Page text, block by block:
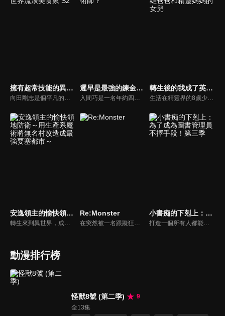
擁有超常技能的異世界流浪美食家 S2
向田剛志是個平凡的上班族，某天他在毫無預警的情況下，被召喚到了一個充滿魔法的異世界。令人意外的是，他獲得的固有技能竟是名為「網路超市」的特殊能力，能連結現代世界，隨時購買各式各樣的食材與調味料。憑藉這份獨特的技能，他開始在異世界製作各種美味料理。
遲早是最強的鍊金術師？
入間巧是一名年約四十的上班族，儘管他不是勇者，卻被捲入勇者召喚的意外之中。被召喚錯的他卻因此無法回到原本的世界。在接受女神以「表達對意外的歉意為由」所給予的豐厚的加持與過度保護的支援後，就在劍與魔法的奇幻世界『米魯多嘉魯多』再次開啟人生。「戰鬥職業絕對不適合我」巧只想要一份平凡的生產職業，過一個與戰鬥無緣，平穩又樸實的異世界生活，但是事與願違，他被賦予的「煉金術」技能，是小到聖劍大到天上飛的飛船，什麼都做得出來的超最強技能......！他利用偶然獲得的作弊技能，做生意大賺特賺、對戰則是所向無敵的狀態！？明明沒想過卻成為了最強的鍊金術師的溫馨(?)異世界冒險奇譚就此開啟！
轉生後的我成了英雄爸爸和精靈媽媽的女兒
生活在精靈界的8歲少女‧艾倫，原本是現代日本的科學家轉生成的。擁有能任意化合物質、自由改變結構排列的作弊級技能。而父親‧羅維爾是拯救過國家的傳說英雄，母親‧奧莉真則是萬物之母、精靈女王！一家人在精靈界過著平穩的日子，卻因羅維爾與艾倫為修行造訪人間界，被捲入王家的陰謀──面對意圖將精靈之力納為己有的拉比西耶爾王子計謀，艾倫將以前世知識與壓倒性外掛迎擊！「腹黑先生的宣戰布告呢，我奉陪到底！」最強才女的痛快舌戰奇幻！
安逸領主的愉快領地防衛～用生產系魔術將無名村改造成最強要塞都市～ Re:Monster 小書痴的下剋上：為了成為圖書管理員不擇手段！第三季
動漫排行榜
怪獸8號 (第二季)
9
全13集